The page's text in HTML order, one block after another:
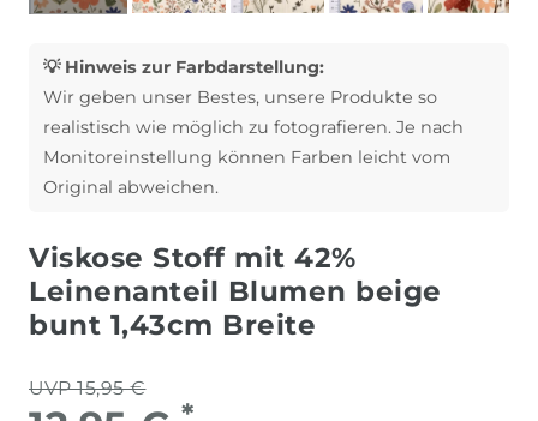
💡 Hinweis zur Farbdarstellung:
Wir geben unser Bestes, unsere Produkte so
realistisch wie möglich zu fotografieren. Je nach
Monitoreinstellung können Farben leicht vom
Original abweichen.
Viskose Stoff mit 42%
Leinenanteil Blumen beige
bunt 1,43cm Breite
UVP 15,95 €